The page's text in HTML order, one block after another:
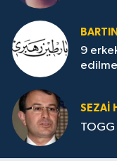
9
SEZAI
TOGG